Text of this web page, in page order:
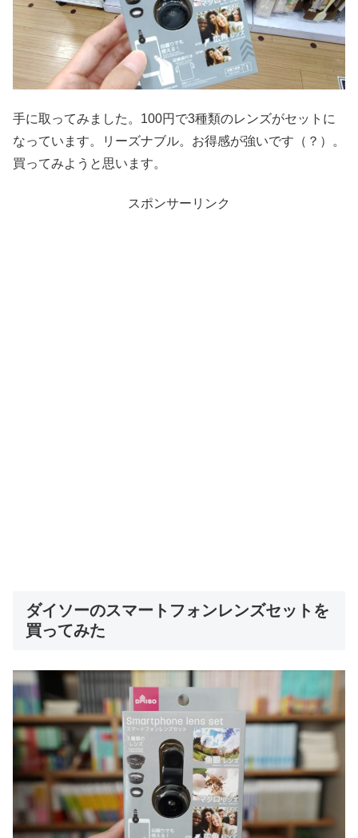
手に取ってみました。100円で3種類のレンズがセットに
なっています。リーズナブル。お得感が強いです（？）。
買ってみようと思います。
スポンサーリンク
ダイソーのスマートフォンレンズセットを
買ってみた